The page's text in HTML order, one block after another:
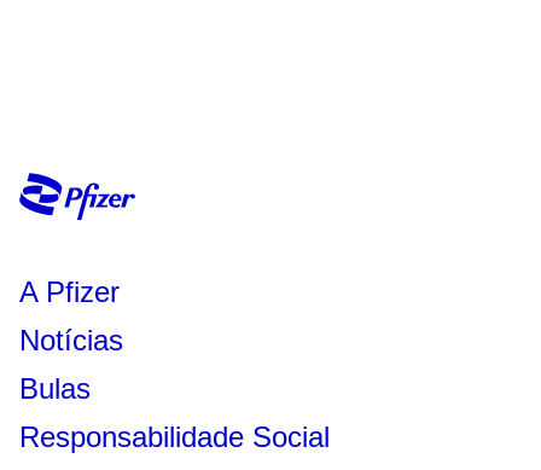
A Pfizer
Notícias
Bulas
Responsabilidade Social